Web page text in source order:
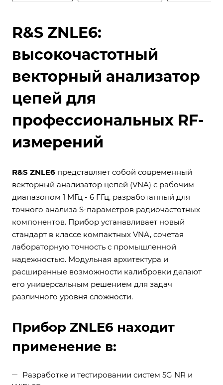
R&S ZNLE6:
высокочастотный
векторный анализатор
цепей для
профессиональных RF-
измерений
R&S ZNLE6 представляет собой современный
векторный анализатор цепей (VNA) с рабочим
диапазоном 1 МГц - 6 ГГц, разработанный для
точного анализа S-параметров радиочастотных
компонентов. Прибор устанавливает новый
стандарт в классе компактных VNA, сочетая
лабораторную точность с промышленной
надежностью. Модульная архитектура и
расширенные возможности калибровки делают
его универсальным решением для задач
различного уровня сложности.
Прибор ZNLE6 находит
применение в:
Разработке и тестировании систем 5G NR и